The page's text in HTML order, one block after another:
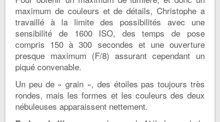
maximum de couleurs et de détails, Christophe a
travaillé à la limite des possibilités avec une
sensibilité de 1600 ISO, des temps de pose
compris 150 à 300 secondes et une ouverture
presque maximum (F/8) assurant cependant un
piqué convenable.
Un peu de « grain », des étoiles pas toujours très
rondes, mais les formes et les couleurs des deux
nébuleuses apparaissent nettement.